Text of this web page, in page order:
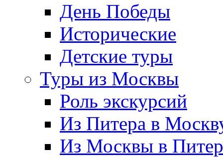
День Победы
Исторические
Детские туры
Туры из Москвы
Роль экскурсий
Из Питера в
Из Москвы в Питер